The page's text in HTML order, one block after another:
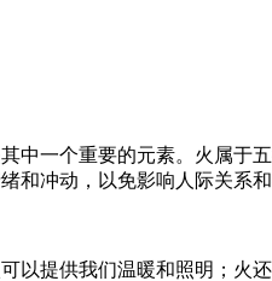
中一个重要的元素。火属于
和冲动，以免影响人际关系和
以提供我们温暖和照明；火